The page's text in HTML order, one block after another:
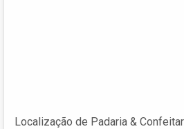
Localização de Padaria &